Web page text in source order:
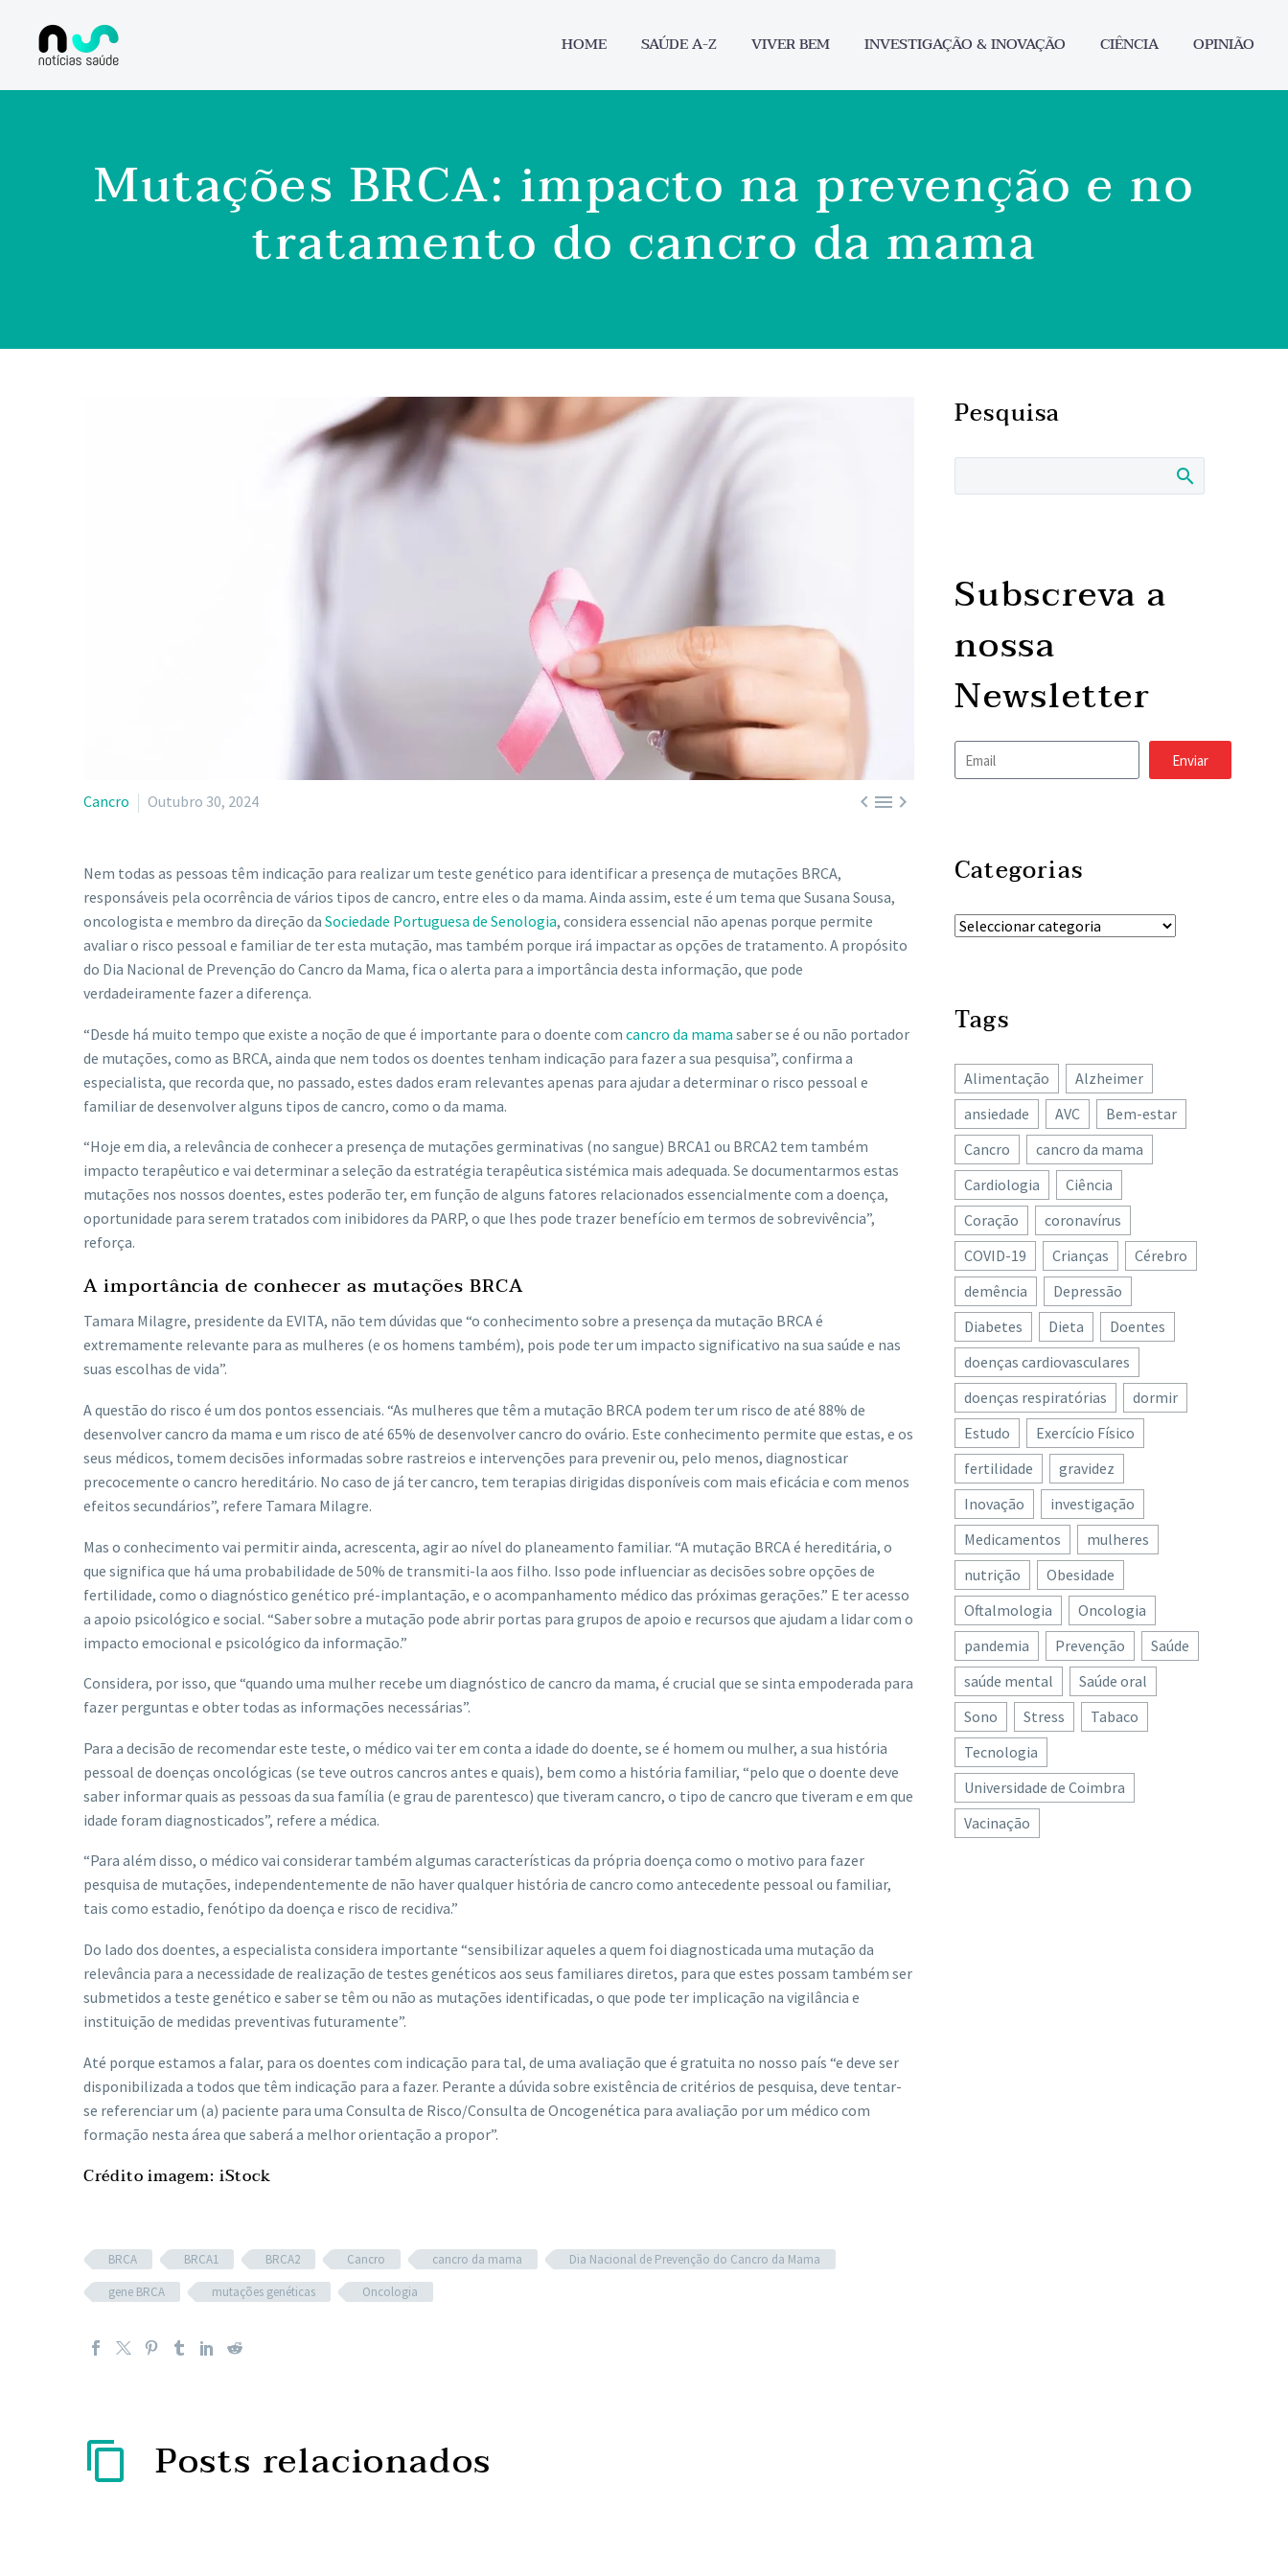
HOME SAÚDE A-Z VIVER BEM INVESTIGAÇÃO & INOVAÇÃO CIÊNCIA OPINIÃO
Mutações BRCA: impacto na prevenção e no
tratamento do cancro da mama

Cancro Outubro 30, 2024
Nem todas as pessoas têm indicação para realizar um teste genético para identificar a presença de mutações BRCA,
responsáveis pela ocorrência de vários tipos de cancro, entre eles o da mama. Ainda assim, este é um tema que Susana Sousa,
oncologista e membro da direção da Sociedade Portuguesa de Senologia, considera essencial não apenas porque permite
avaliar o risco pessoal e familiar de ter esta mutação, mas também porque irá impactar as opções de tratamento. A propósito
do Dia Nacional de Prevenção do Cancro da Mama, fica o alerta para a importância desta informação, que pode
verdadeiramente fazer a diferença.
“Desde há muito tempo que existe a noção de que é importante para o doente com cancro da mama saber se é ou não portador
de mutações, como as BRCA, ainda que nem todos os doentes tenham indicação para fazer a sua pesquisa”, confirma a
especialista, que recorda que, no passado, estes dados eram relevantes apenas para ajudar a determinar o risco pessoal e
familiar de desenvolver alguns tipos de cancro, como o da mama.
“Hoje em dia, a relevância de conhecer a presença de mutações germinativas (no sangue) BRCA1 ou BRCA2 tem também
impacto terapêutico e vai determinar a seleção da estratégia terapêutica sistémica mais adequada. Se documentarmos estas
mutações nos nossos doentes, estes poderão ter, em função de alguns fatores relacionados essencialmente com a doença,
oportunidade para serem tratados com inibidores da PARP, o que lhes pode trazer benefício em termos de sobrevivência”,
reforça.
A importância de conhecer as mutações BRCA
Tamara Milagre, presidente da EVITA, não tem dúvidas que “o conhecimento sobre a presença da mutação BRCA é
extremamente relevante para as mulheres (e os homens também), pois pode ter um impacto significativo na sua saúde e nas
suas escolhas de vida”.
A questão do risco é um dos pontos essenciais. “As mulheres que têm a mutação BRCA podem ter um risco de até 88% de
desenvolver cancro da mama e um risco de até 65% de desenvolver cancro do ovário. Este conhecimento permite que estas, e os
seus médicos, tomem decisões informadas sobre rastreios e intervenções para prevenir ou, pelo menos, diagnosticar
precocemente o cancro hereditário. No caso de já ter cancro, tem terapias dirigidas disponíveis com mais eficácia e com menos
efeitos secundários”, refere Tamara Milagre.
Mas o conhecimento vai permitir ainda, acrescenta, agir ao nível do planeamento familiar. “A mutação BRCA é hereditária, o
que significa que há uma probabilidade de 50% de transmiti-la aos filho. Isso pode influenciar as decisões sobre opções de
fertilidade, como o diagnóstico genético pré-implantação, e o acompanhamento médico das próximas gerações.” E ter acesso
a apoio psicológico e social. “Saber sobre a mutação pode abrir portas para grupos de apoio e recursos que ajudam a lidar com o
impacto emocional e psicológico da informação.”
Considera, por isso, que “quando uma mulher recebe um diagnóstico de cancro da mama, é crucial que se sinta empoderada para
fazer perguntas e obter todas as informações necessárias”.
Para a decisão de recomendar este teste, o médico vai ter em conta a idade do doente, se é homem ou mulher, a sua história
pessoal de doenças oncológicas (se teve outros cancros antes e quais), bem como a história familiar, “pelo que o doente deve
saber informar quais as pessoas da sua família (e grau de parentesco) que tiveram cancro, o tipo de cancro que tiveram e em que
idade foram diagnosticados”, refere a médica.
“Para além disso, o médico vai considerar também algumas características da própria doença como o motivo para fazer
pesquisa de mutações, independentemente de não haver qualquer história de cancro como antecedente pessoal ou familiar,
tais como estadio, fenótipo da doença e risco de recidiva.”
Do lado dos doentes, a especialista considera importante “sensibilizar aqueles a quem foi diagnosticada uma mutação da
relevância para a necessidade de realização de testes genéticos aos seus familiares diretos, para que estes possam também ser
submetidos a teste genético e saber se têm ou não as mutações identificadas, o que pode ter implicação na vigilância e
instituição de medidas preventivas futuramente”.
Até porque estamos a falar, para os doentes com indicação para tal, de uma avaliação que é gratuita no nosso país “e deve ser
disponibilizada a todos que têm indicação para a fazer. Perante a dúvida sobre existência de critérios de pesquisa, deve tentar-
se referenciar um (a) paciente para uma Consulta de Risco/Consulta de Oncogenética para avaliação por um médico com
formação nesta área que saberá a melhor orientação a propor”.
Crédito imagem: iStock
BRCA BRCA1 BRCA2 Cancro cancro da mama
Dia Nacional de Prevenção do Cancro da Mama
gene BRCA
mutações genéticas Oncologia
Posts relacionados
Pesquisa
Subscreva a
nossa
Newsletter
Enviar
Categorias
Tags
Alimentação
Alzheimer
ansiedade
AVC
Bem-estar
Cancro
cancro da mama
Cardiologia
Ciência
Coração
coronavírus
COVID-19
Crianças
Cérebro
demência
Depressão
Diabetes
Dieta
Doentes
doenças cardiovasculares
doenças respiratórias
dormir
Estudo
Exercício Físico
fertilidade
gravidez
Inovação
investigação
Medicamentos
mulheres
nutrição
Obesidade
Oftalmologia
Oncologia
pandemia
Prevenção
Saúde
saúde mental
Saúde oral
Sono
Stress
Tabaco
Tecnologia
Universidade de Coimbra
Vacinação